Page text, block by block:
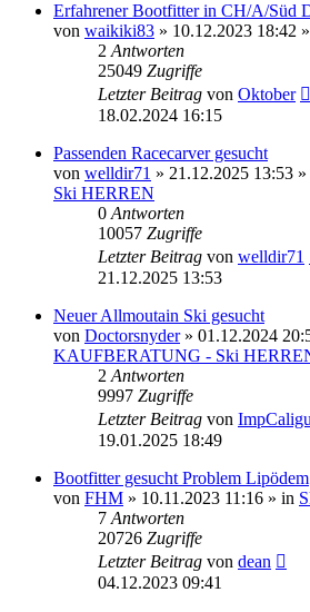
Erfahrener Bootfitter in CH/A/Süd
von waikiki83 » 10.12.2023 18:42
2 Antworten
25049 Zugriffe
Letzter Beitrag von Oktober
18.02.2024 16:15
Passenden Racecarver gesucht
von welldir71 » 21.12.2025 13:53 »
Ski HERREN
0 Antworten
10057 Zugriffe
Letzter Beitrag von welldir71
21.12.2025 13:53
Neuer Allmoutain Ski gesucht
von Doctorsnyder» 01.12.2024
KAUFBERATUNG - Ski
2 Antworten
9997 Zugriffe
Letzter Beitrag von
19.01.2025 18:49
Bootfitter gesucht Problem Lipödem
von FHM » 10.11.2023 11:16 » in
7 Antworten
20726 Zugriffe
Letzter Beitrag von dean
04.12.2023 09:41